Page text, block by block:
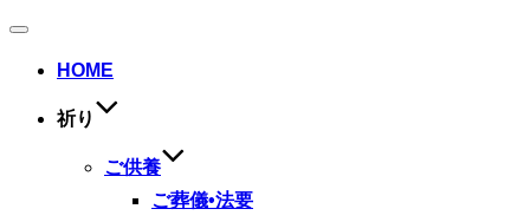
ナ
HOME
祈り
ご供養
ご葬儀•法要